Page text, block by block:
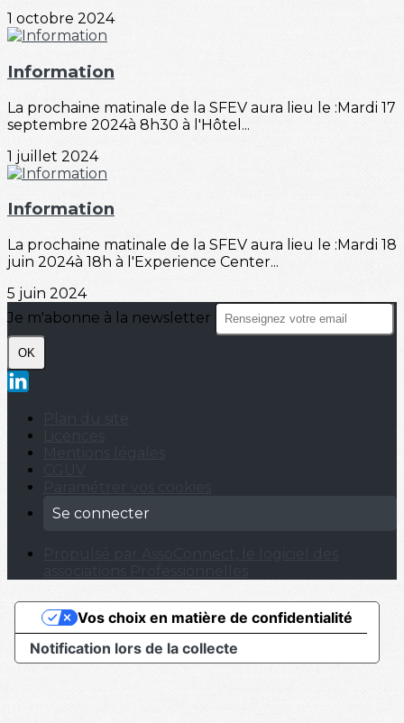
1 octobre 2024
Information
La prochaine matinale de la SFEV aura lieu le :Mardi 17
septembre 2024à 8h30 à l'Hôtel...
1 juillet 2024
Information
La prochaine matinale de la SFEV aura lieu le :Mardi 18
juin 2024à 18h à l'Experience Center...
5 juin 2024
Je m'abonne à la newsletter
OK
Se connecter
Notification lors de la collecte
Vos choix en matière de confidentialité